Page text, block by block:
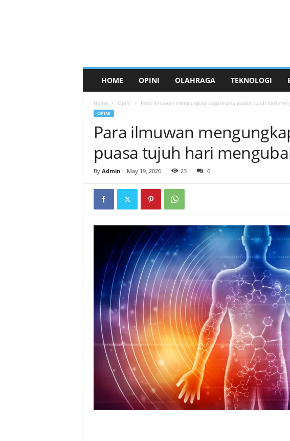
HOME OPINI OLAHRAGA TEKNOLOGI
Home Opini Para ilmuwan mengungkap bagaimana puasa tujuh hari
OPINI
Para ilmuwan
puasa tujuh hari
By Admin- May 19, 2026 23 0